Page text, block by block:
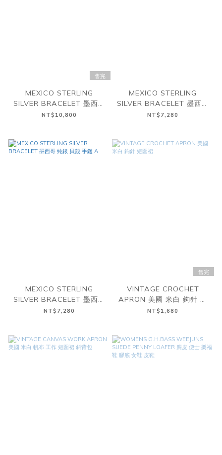
售完
MEXICO STERLING
SILVER BRACELET 墨西哥
純銀 手鏈 C
NT$10,800
MEXICO STERLING
SILVER BRACELET 墨西哥
純銀 礦石 手鏈 B
NT$7,280
MEXICO STERLING
SILVER BRACELET 墨西哥
純銀 貝殼 手鏈 A
NT$7,280
售完
VINTAGE CROCHET
APRON 美國 米白 鉤針 短
圍裙
NT$1,680